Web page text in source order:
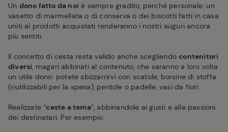
Un dono fatto da noi è sempre gradito, perché personale: un
vasetto di marmellata o di conserva o dei biscotti fatti in casa
uniti ai prodotti acquistati renderanno i nostri auguri ancora
più sentiti.
Il concetto di cesta resta valido anche scegliendocontenitori
diversi, magari abbinati al contenuto, che saranno a loro volta
un utile dono: potete sbizzarrirvi con scatole, borsine di stoffa
(riutilizzabili per la spesa), pentole o padelle, vasi da fiori.
Realizzate “ceste a tema”, abbinandole ai gusti e alle passioni
dei destinatari. Per esempio: